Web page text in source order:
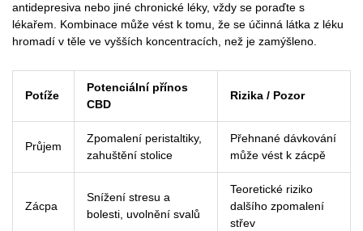
antidepresiva nebo jiné chronické léky, vždy se poraďte s
lékařem. Kombinace může vést k tomu, že se účinná látka z léku
hromadí v těle ve vyšších koncentracích, než je zamýšleno.
Potíže
Potenciální přínos
CBD
Rizika / Pozor
Průjem
Zpomalení peristaltiky,
zahuštění stolice
Přehnané dávkování
může vést k zácpě
Zácpa
Snížení stresu a
bolesti, uvolnění svalů
Teoretické riziko
dalšího zpomalení
střev